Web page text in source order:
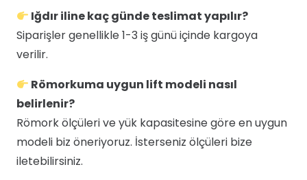
Iğdır iline kaç günde teslimat yapılır?
Siparişler genellikle 1-3 iş günü içinde kargoya
verilir.
Römorkuma uygun lift modeli nasıl
belirlenir?
Römork ölçüleri ve yük kapasitesine göre en uygun
modeli biz öneriyoruz. İsterseniz ölçüleri bize
iletebilirsiniz.